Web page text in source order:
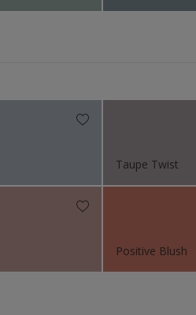
Taupe Twist
Positive Blush